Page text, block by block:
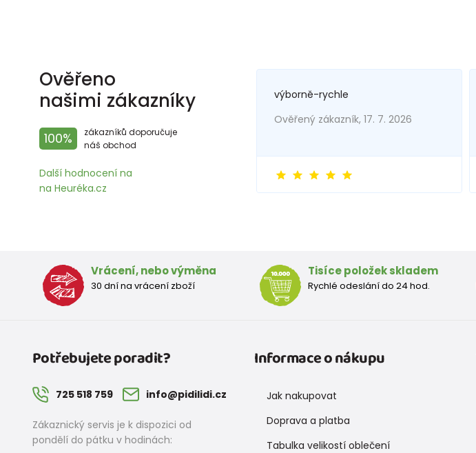
Ověřeno
našimi zákazníky
100%
zákazníků doporučuje
náš obchod
Další hodnocení na
na Heuréka.cz
výborně-rychle
Ověřený zákazník, 17. 7. 2026
Vrácení, nebo výměna
30 dní na vrácení zboží
Tisíce položek skladem
Rychlé odeslání do 24 hod.
Potřebujete poradit?
725 518 759 info@pidilidi.cz
Zákaznický servis je k dispozici od
pondělí do pátku v hodinách:
Informace o nákupu
Jak nakupovat
Doprava a platba
Tabulka velikostí oblečení